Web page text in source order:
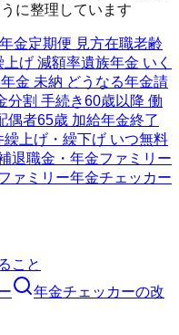
に整理しています
年金定期便 見方在職老齢
上げ 減額率遺族年金 いく
金 未納 どうなる年金請
分割 手続き60歳以降 働
偶者65歳 加給年金終了
繰上げ・繰下げ いつ無料
退職金・年金ファミリー
ァミリー年金チェッカー
こと
年金チェッカーの改